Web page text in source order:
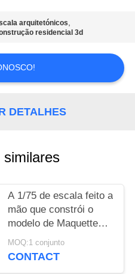
arquitetónicos,
residencial 3d
DETALHES
similares
A 1/75 de escala feito a
mão que constrói o
modelo de Maquette
com perfeito aquece-se
conduzido
MOQ:1 conjunto
CONTACT